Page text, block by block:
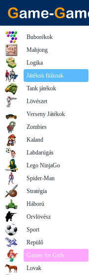
Buborékok
Mahjong
Logika
Játékok fiúknak
Tank játékok
Lövészet
Verseny Játékok
Zombies
Kaland
Labdarúgás
Lego NinjaGo
Spider-Man
Stratégia
Háború
Orvlövész
Sport
Repülő
Games for Girls
Lovak